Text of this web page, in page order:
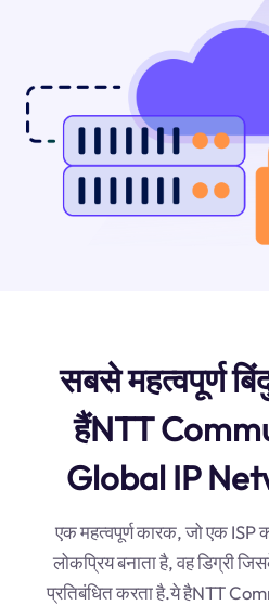
सबसे महत्वपूर्ण
हैंNTT
Global IP
एक महत्वपूर्ण कारक, जो एक ISP
लोकप्रिय बनाता है, वह डिग्री
प्रतिबंधित करता है.ये हैNTT